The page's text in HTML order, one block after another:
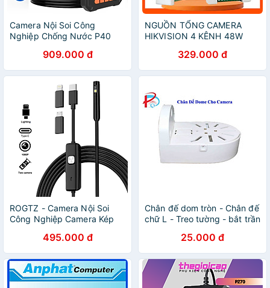
Camera Nội Soi Công
Nghiệp Chống Nước P40
Hình 4.3 Inch 1080P Camera
8 LED Đường Kính 8mm.
P40 8mm Industrial
Endoscope Camera 4.3''
LCD Screen HD 1080P
Inspection Handhold
Borescope 8 LEDs IP67 For
Car Sewer - Hàng Chính
Hãng
909.000 đ
NGUỒN TỔNG CAMERA
HIKVISION 4 KÊNH 48W
CHÍNH HÃNG329.000 đ
ROGTZ - Camera Nội Soi
Công Nghiệp Camera Kép
Tương Thích Android/IOS
Cáp Mềm 1m Phụ Kiện Đa
Dạng Độ Phân Giải 1080P |
Góc Nhìn 70° - Hàng Chính
Hãng
495.000 đ
Chân đế dom tròn - Chân đế
chữ L - Treo tường - bắt trần
25.000 đ